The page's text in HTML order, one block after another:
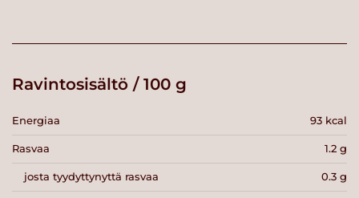
Ravintosisältö / 100 g
Energiaa 93 kcal
Rasvaa 1.2 g
josta tyydyttynyttä rasvaa 0.3 g